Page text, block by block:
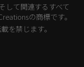
して関連するすべて
の商標です。
を禁じます。